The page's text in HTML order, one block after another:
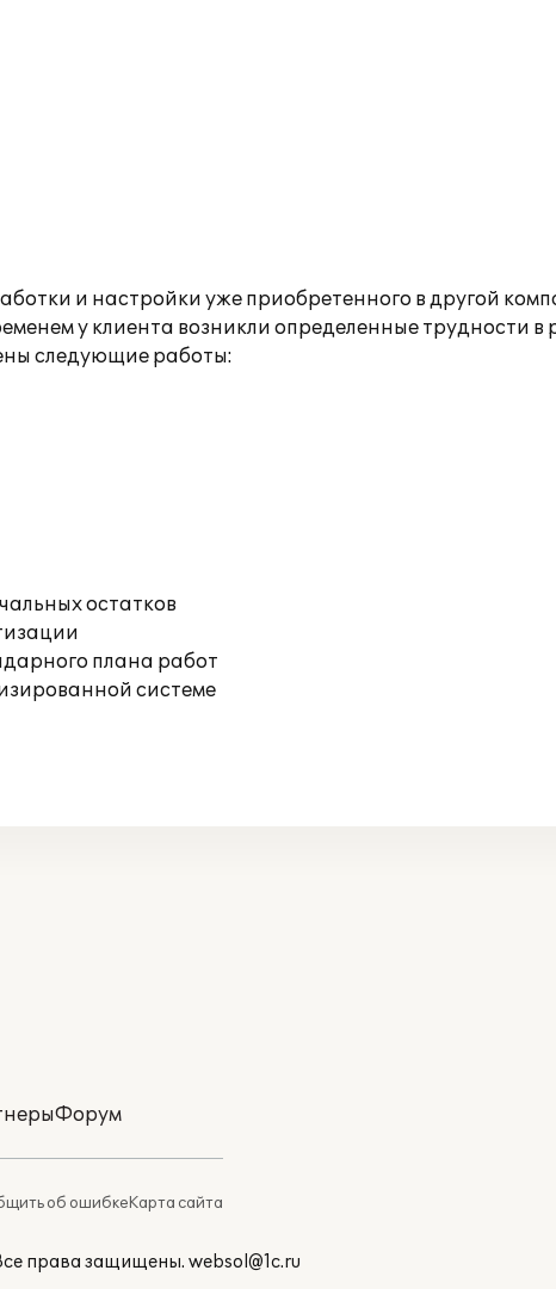
и настройки уже приобретенного в другой
у клиента возникли определенные трудности в
следующие работы:
остатков
плана работ
системе
Форум
об ошибкеКарта сайта
права защищены. websol@1c.ru